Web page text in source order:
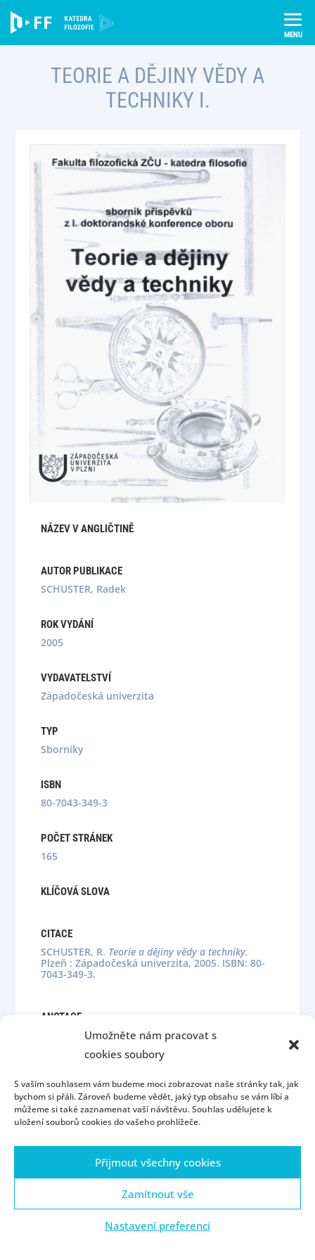
content
Umožněte nám pracovat s
cookies soubory
S vaším souhlasem vám budeme moci zobrazovat naše stránky tak, jak
bychom si přáli. Zároveň budeme vědět, jaký typ obsahu se vám líbí a
můžeme si také zaznamenat vaší návštěvu. Souhlas udělujete k
uložení souborů cookies do vašeho prohlížeče.
Přijmout všechny cookies
Zamítnout vše
Nastavení preferencí
Publikace
TEORIE A DĚJINY VĚDY A
TECHNIKY I.
NÁZEV V ANGLIČTINĚ
AUTOR PUBLIKACE
SCHUSTER, Radek
ROK VYDÁNÍ
2005
VYDAVATELSTVÍ
Západočeská univerzita
TYP
Sborníky
ISBN
80-7043-349-3
POČET STRÁNEK
165
KLÍČOVÁ SLOVA
CITACE
SCHUSTER, R. Teorie a dějiny vědy a techniky.
Plzeň : Západočeská univerzita, 2005. ISBN: 80-
7043-349-3.
ANOTACE
Úvod Kontakt
Konzultační hodiny
Přijímací řízení
Portál ZČU Webmail